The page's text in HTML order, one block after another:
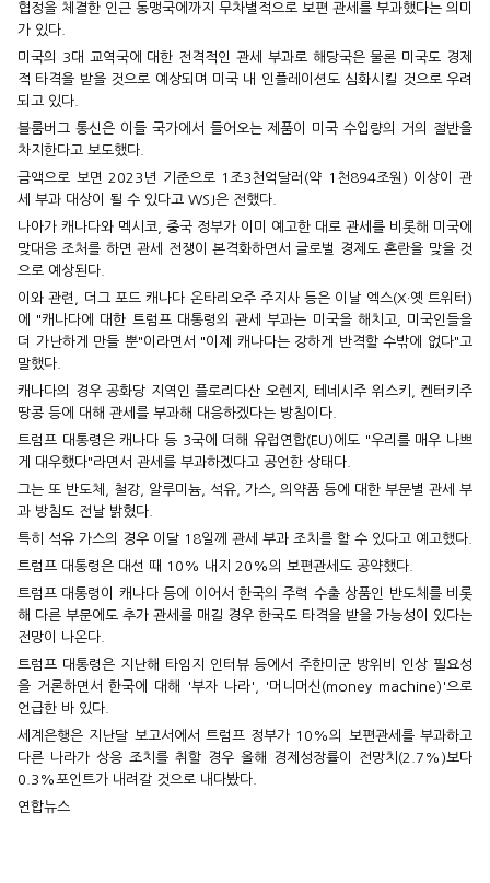
협정을 체결한 인근 동맹국에까지 무차별적으로 보편 관세를 부과했다는 의미
가 있다.
미국의 3대 교역국에 대한 전격적인 관세 부과로 해당국은 물론 미국도 경제
적 타격을 받을 것으로 예상되며 미국 내 인플레이션도 심화시킬 것으로 우려
되고 있다.
블룸버그 통신은 이들 국가에서 들어오는 제품이 미국 수입량의 거의 절반을
차지한다고 보도했다.
금액으로 보면 2023년 기준으로 1조3천억달러(약 1천894조원) 이상이 관
세 부과 대상이 될 수 있다고 WSJ은 전했다.
나아가 캐나다와 멕시코, 중국 정부가 이미 예고한 대로 관세를 비롯해 미국에
맞대응 조처를 하면 관세 전쟁이 본격화하면서 글로벌 경제도 혼란을 맞을 것
으로 예상된다.
이와 관련, 더그 포드 캐나다 온타리오주 주지사 등은 이날 엑스(X·옛 트위터)
에 "캐나다에 대한 트럼프 대통령의 관세 부과는 미국을 해치고, 미국인들을
더 가난하게 만들 뿐"이라면서 "이제 캐나다는 강하게 반격할 수밖에 없다"고
말했다.
캐나다의 경우 공화당 지역인 플로리다산 오렌지, 테네시주 위스키, 켄터키주
땅콩 등에 대해 관세를 부과해 대응하겠다는 방침이다.
트럼프 대통령은 캐나다 등 3국에 더해 유럽연합(EU)에도 "우리를 매우 나쁘
게 대우했다"라면서 관세를 부과하겠다고 공언한 상태다.
그는 또 반도체, 철강, 알루미늄, 석유, 가스, 의약품 등에 대한 부문별 관세 부
과 방침도 전날 밝혔다.
특히 석유 가스의 경우 이달 18일께 관세 부과 조치를 할 수 있다고 예고했다.
트럼프 대통령은 대선 때 10% 내지 20%의 보편관세도 공약했다.
트럼프 대통령이 캐나다 등에 이어서 한국의 주력 수출 상품인 반도체를 비롯
해 다른 부문에도 추가 관세를 매길 경우 한국도 타격을 받을 가능성이 있다는
전망이 나온다.
트럼프 대통령은 지난해 타임지 인터뷰 등에서 주한미군 방위비 인상 필요성
을 거론하면서 한국에 대해 '부자 나라', '머니머신(money machine)'으로
언급한 바 있다.
세계은행은 지난달 보고서에서 트럼프 정부가 10%의 보편관세를 부과하고
다른 나라가 상응 조치를 취할 경우 올해 경제성장률이 전망치(2.7%)보다
0.3%포인트가 내려갈 것으로 내다봤다.
연합뉴스